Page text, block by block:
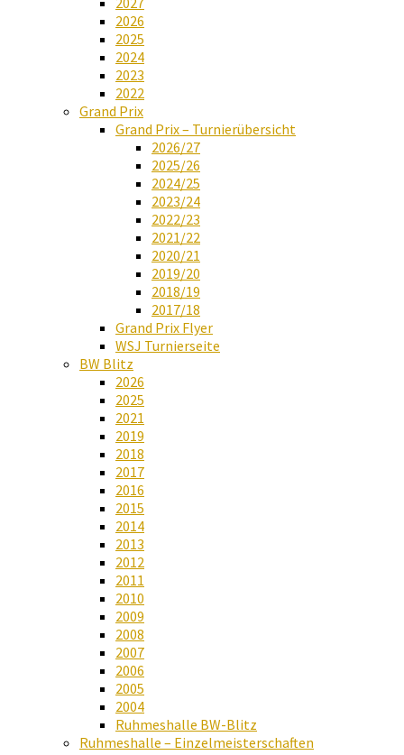
2026
2025
2024
2023
2022
Grand Prix
Grand Prix – Turnierübersicht
2026/27
2025/26
2024/25
2023/24
2022/23
2021/22
2020/21
2019/20
2018/19
2017/18
Grand Prix Flyer
WSJ Turnierseite
BW Blitz
2026
2025
2021
2019
2018
2017
2016
2015
2014
2013
2012
2011
2010
2009
2008
2007
2006
2005
2004
Ruhmeshalle BW-Blitz
Ruhmeshalle – Einzelmeisterschaften